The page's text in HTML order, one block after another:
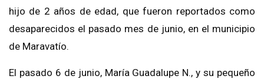
hijo de 2 años de edad, que fueron reportados como
desaparecidos el pasado mes de junio, en el municipio
de Maravatío.
El pasado 6 de junio, María Guadalupe N., y su pequeño